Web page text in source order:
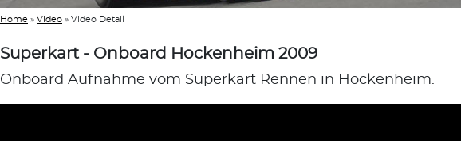
Home » Video » Video Detail
Superkart - Onboard Hockenheim 2009
Onboard Aufnahme vom Superkart Rennen in Hockenheim.